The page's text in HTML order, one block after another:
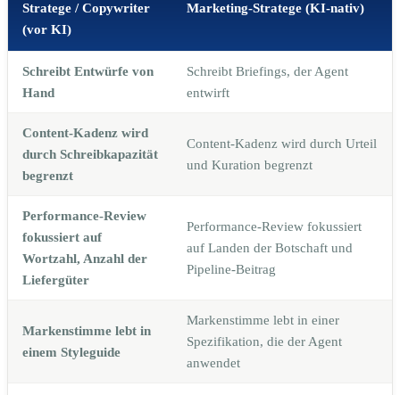
Stratege / Copywriter
(vor KI)
Marketing-Stratege (KI-nativ)
Schreibt Entwürfe von
Hand
Schreibt Briefings, der Agent
entwirft
Content-Kadenz wird
durch Schreibkapazität
begrenzt
Content-Kadenz wird durch Urteil
und Kuration begrenzt
Performance-Review
fokussiert auf
Wortzahl, Anzahl der
Liefergüter
Performance-Review fokussiert
auf Landen der Botschaft und
Pipeline-Beitrag
Markenstimme lebt in
einem Styleguide
Markenstimme lebt in einer
Spezifikation, die der Agent
anwendet